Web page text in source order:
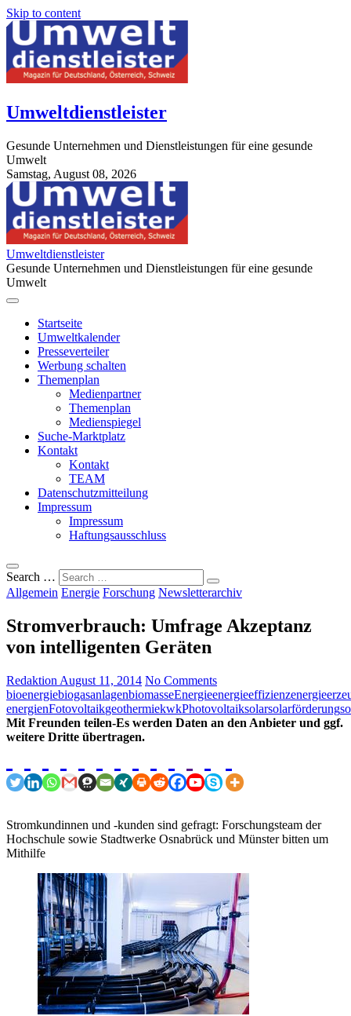
Skip to content
Umweltdienstleister
Gesunde Unternehmen und Dienstleistungen für eine gesunde
Umwelt
Samstag, August 08, 2026
StuttgartApotheke.com
Umweltdienstleister
Gesunde Unternehmen und Dienstleistungen für eine gesunde
Umwelt
Startseite
Umweltkalender
Presseverteiler
Werbung schalten
Themenplan
Medienpartner
Themenplan
Medienspiegel
Suche-Marktplatz
Kontakt
Kontakt
TEAM
Datenschutzmitteilung
Impressum
Impressum
Haftungsausschluss
Search …
Allgemein Energie Forschung Newsletterarchiv
Stromverbrauch: Umfrage Akzeptanz
von intelligenten Geräten
Redaktion August 11, 2014 No Comments
bioenergiebiogasanlagenbiomasseEnergieenergieeffizienz
energienFotovoltaikgeothermiekwkPhotovoltaiksolarsolarförderung
Mit Freunden teilen-Es werden Daten an den Anbieter und ggf.
weitere Dritte übertragen.
Stromkundinnen und -kunden sind gefragt: Forschungsteam der
Hochschule sowie Stadtwerke Osnabrück und Münster bitten um
Mithilfe